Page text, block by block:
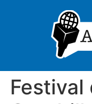
Festival